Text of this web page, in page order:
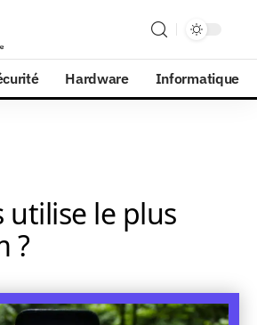
Hardware Informatique
utilise le plus
?